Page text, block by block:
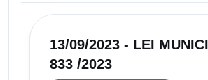
13/09/2023 - LEI
833 /2023